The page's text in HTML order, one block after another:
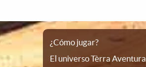
Plano
¿Cómo jugar?
El universo Tèrra Aventura